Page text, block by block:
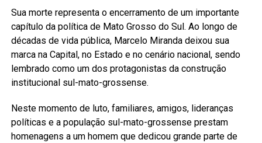
Sua morte representa o encerramento de um importante
capítulo da política de Mato Grosso do Sul. Ao longo de
décadas de vida pública, Marcelo Miranda deixou sua
marca na Capital, no Estado e no cenário nacional, sendo
lembrado como um dos protagonistas da construção
institucional sul-mato-grossense.
Neste momento de luto, familiares, amigos, lideranças
políticas e a população sul-mato-grossense prestam
homenagens a um homem que dedicou grande parte de